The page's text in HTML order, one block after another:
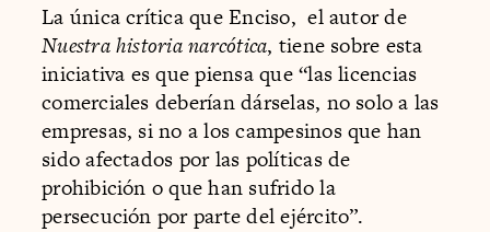
La única crítica que Enciso, el autor de
Nuestra historia narcótica, tiene sobre esta
iniciativa es que piensa que “las licencias
comerciales deberían dárselas, no solo a las
empresas, si no a los campesinos que han
sido afectados por las políticas de
prohibición o que han sufrido la
persecución por parte del ejército”.